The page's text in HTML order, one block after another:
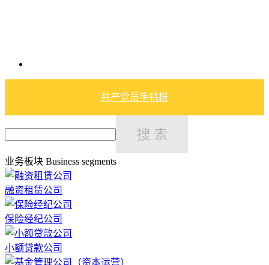
共产党员手机报
业务板块 Business segments
融资租赁公司
保险经纪公司
小额贷款公司